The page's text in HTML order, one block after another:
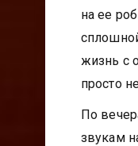
на ее
жизнь с
просто
По
звукам